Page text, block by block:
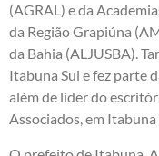
(AGRAL) e da
da Região Grapiúna
da Bahia (ALJUSBA).
Itabuna Sul e fez parte
além de líder do
Associados, em Itabuna